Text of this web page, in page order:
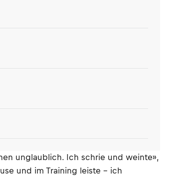
unglaublich. Ich schrie und weinte»,
und im Training leiste – ich